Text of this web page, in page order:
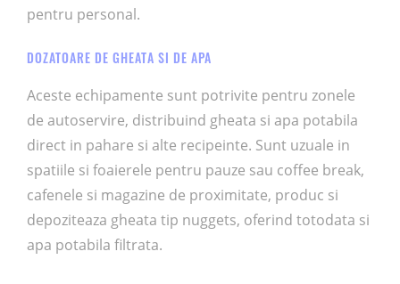
pentru personal.
DOZATOARE DE GHEATA SI DE APA
Aceste echipamente sunt potrivite pentru zonele
de autoservire, distribuind gheata si apa potabila
direct in pahare si alte recipeinte. Sunt uzuale in
spatiile si foaierele pentru pauze sau coffee break,
cafenele si magazine de proximitate, produc si
depoziteaza gheata tip nuggets, oferind totodata si
apa potabila filtrata.